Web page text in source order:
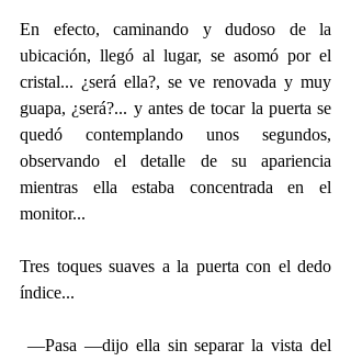
En efecto, caminando y dudoso de la
ubicación, llegó al lugar, se asomó por el
cristal... ¿será ella?, se ve renovada y muy
guapa, ¿será?... y antes de tocar la puerta se
quedó contemplando unos segundos,
observando el detalle de su apariencia
mientras ella estaba concentrada en el
monitor...
Tres toques suaves a la puerta con el dedo
índice...